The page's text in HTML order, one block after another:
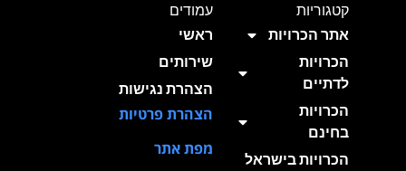
קטגוריות
אתר הכרויות
הכרויות
לדתיים
הכרויות
בחינם
הכרויות בישראל
עמודים
ראשי
שירותים
הצהרת נגישות
הצהרת פרטיות
מפת אתר